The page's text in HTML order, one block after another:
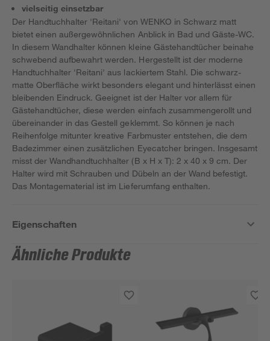
vielseitig einsetzbar
Der Handtuchhalter 'Reitani' von WENKO in Schwarz matt
bietet einen außergewöhnlichen Anblick in Bad und Gäste-WC.
In diesem Wandhalter können kleine Gästehandtücher beinahe
schwebend aufbewahrt werden. Hergestellt ist der moderne
Handtuchhalter 'Reitani' aus lackiertem Stahl. Die schwarz-
matte Oberfläche wirkt besonders elegant und hinterlässt einen
bleibenden Eindruck. Geeignet ist der Halter vor allem für
Gästehandtücher, diese werden einfach zusammengerollt und
übereinander in das Gestell geklemmt. So können je nach
Reihenfolge mitunter kreative Farbmuster entstehen, die dem
Badezimmer einen zusätzlichen Eyecatcher bringen. Insgesamt
misst der Wandhandtuchhalter (B x H x T): 2 x 40 x 9 cm. Der
Halter wird mit Schrauben und Dübeln an der Wand befestigt.
Das Montagematerial ist im Lieferumfang enthalten.
Eigenschaften
Ähnliche Produkte